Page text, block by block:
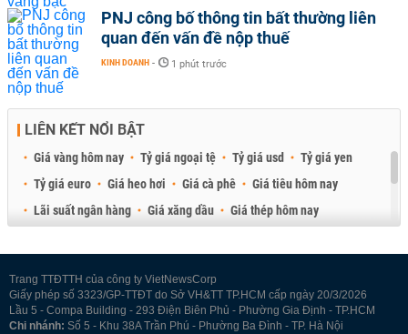
PNJ công bố thông tin bất thường liên
quan đến vấn đề nộp thuế
KINH DOANH - 1 phút trước
LIÊN KẾT NỔI BẬT
Giá vàng hôm nay Tỷ giá ngoại tệ Tỷ giá usd
Tỷ giá yen
Tỷ giá euro
Giá heo hơi Giá cà phê
Giá tiêu hôm nay
Lãi suất ngân hàng
Giá xăng dầu
Giá thép hôm nay
Trang TTĐTTH của công ty VietNewsCorp
Giấy phép số 3323/GP-TTĐT do Sở VH&TT TP.HCM cấp ngày 20/3/2026
Lầu 5 - Compa Building - 293 Điện Biên Phủ - Phường Gia Định - TP.HCM
Chi nhánh: Số 5 - Khu 38A Trần Phú - Phường Ba Đình - TP. Hà Nội